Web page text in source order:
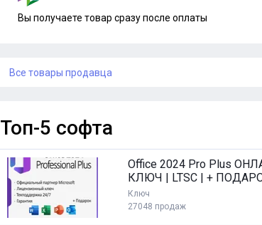
Вы получаете товар сразу после оплаты
Все товары продавца
Топ-5 софта
Office 2024 Pro Plus
КЛЮЧ | LTSC | +
Ключ
27048 продаж